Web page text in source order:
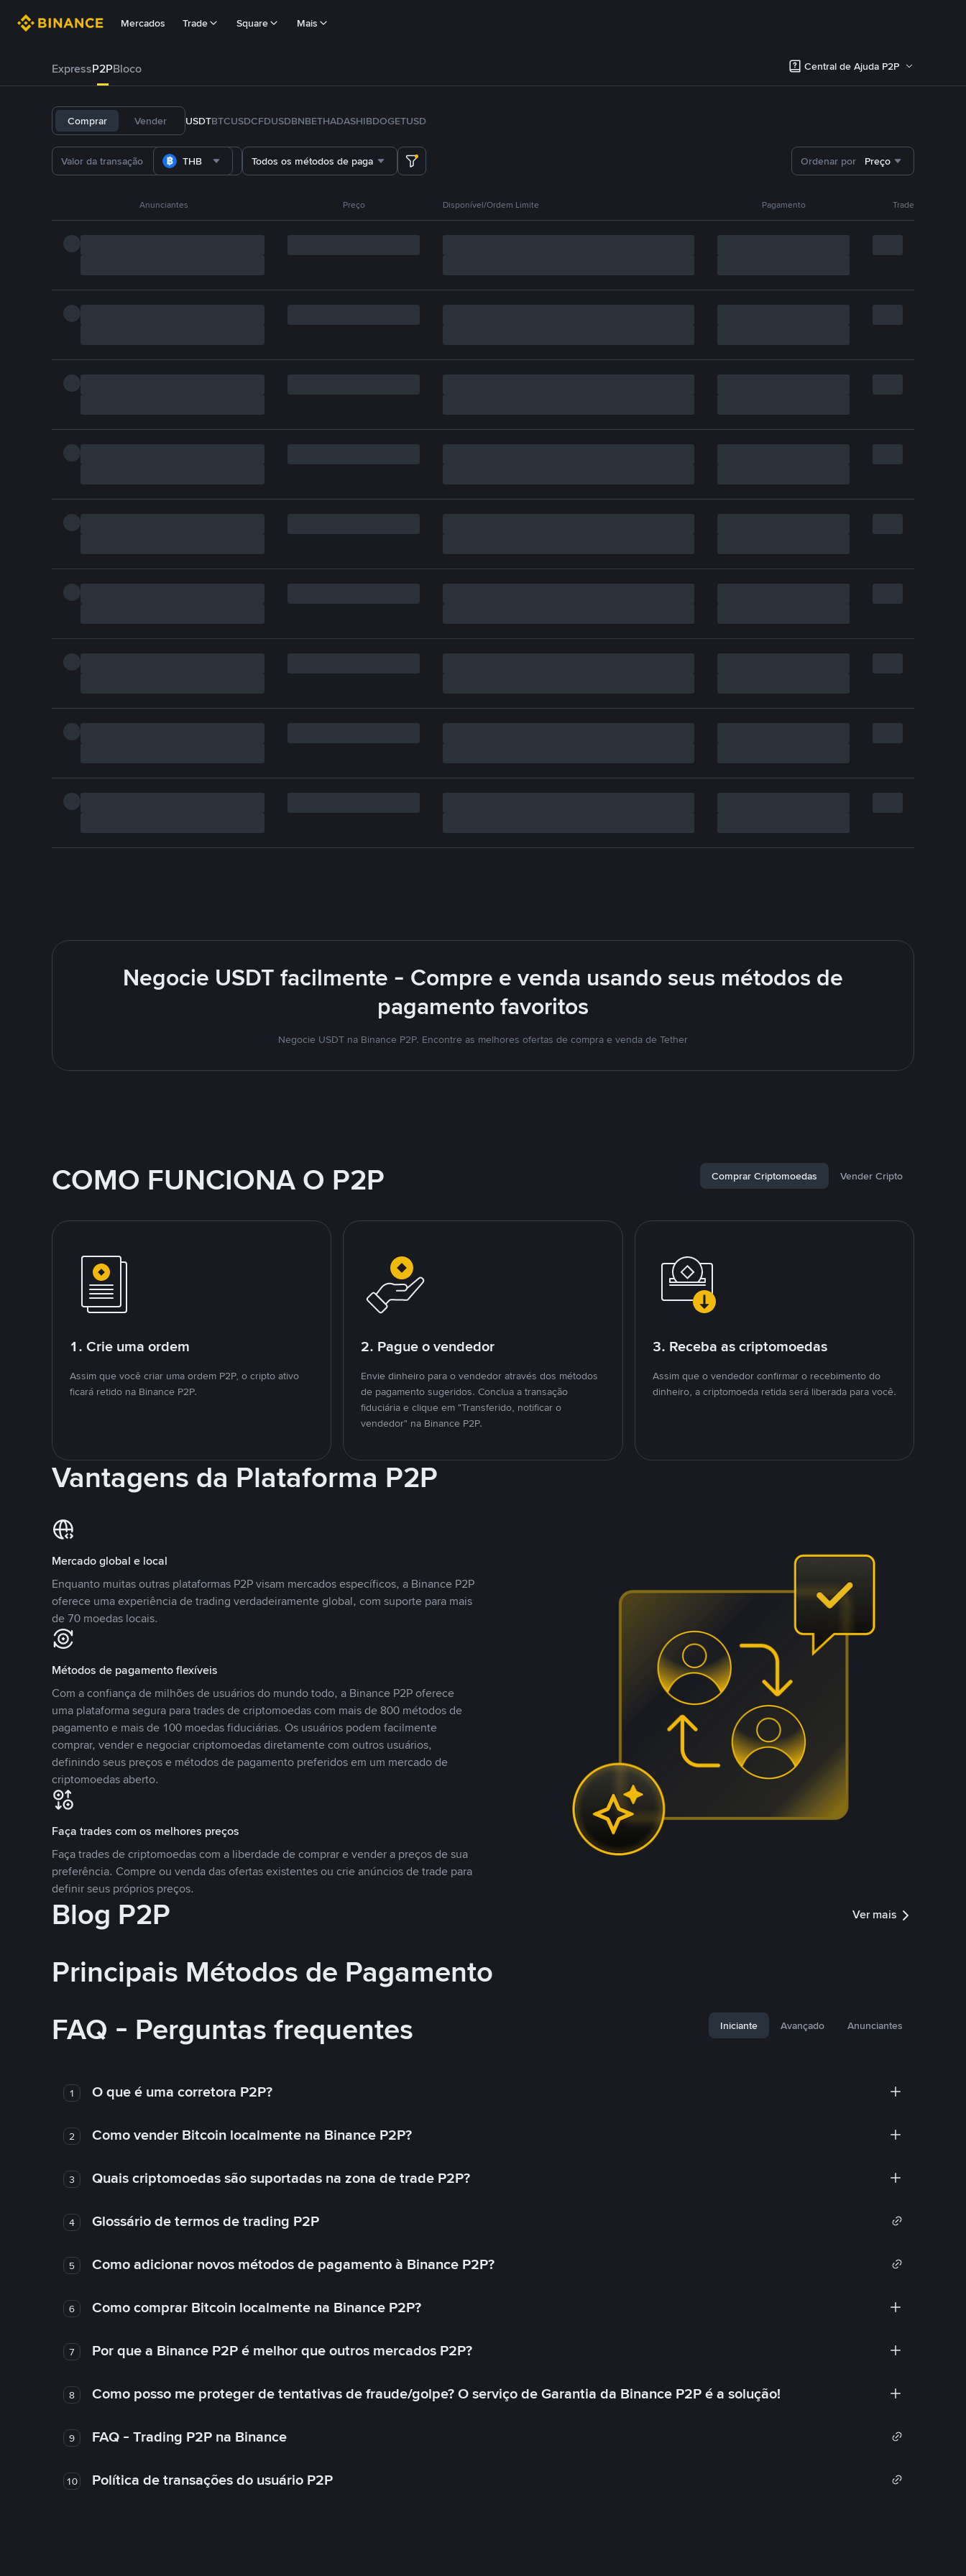
Mercados Trade Square Mais
ExpressP2PBloco Central de Ajuda P2P
Comprar Vender USDTBTCUSDCFDUSDBNBETHADASHIBDOGETUSD
THB Todos os métodos de pagamento Ordenar por Preço
Anunciantes Preço Disponível/Ordem Limite Pagamento Trade
Negocie USDT facilmente - Compre e venda usando seus métodos de
pagamento favoritos
Negocie USDT na Binance P2P. Encontre as melhores ofertas de compra e venda de Tether
COMO FUNCIONA O P2P Comprar Criptomoedas Vender Cripto
1. Crie uma ordem
Assim que você criar uma ordem P2P, o cripto ativo
ficará retido na Binance P2P.
2. Pague o vendedor
Envie dinheiro para o vendedor através dos métodos
de pagamento sugeridos. Conclua a transação
fiduciária e clique em "Transferido, notificar o
vendedor" na Binance P2P.
3. Receba as criptomoedas
Assim que o vendedor confirmar o recebimento do
dinheiro, a criptomoeda retida será liberada para você.
Vantagens da Plataforma P2P
Mercado global e local
Enquanto muitas outras plataformas P2P visam mercados específicos, a Binance P2P
oferece uma experiência de trading verdadeiramente global, com suporte para mais
de 70 moedas locais.
Métodos de pagamento flexíveis
Com a confiança de milhões de usuários do mundo todo, a Binance P2P oferece
uma plataforma segura para trades de criptomoedas com mais de 800 métodos de
pagamento e mais de 100 moedas fiduciárias. Os usuários podem facilmente
comprar, vender e negociar criptomoedas diretamente com outros usuários,
definindo seus preços e métodos de pagamento preferidos em um mercado de
criptomoedas aberto.
Faça trades com os melhores preços
Faça trades de criptomoedas com a liberdade de comprar e vender a preços de sua
preferência. Compre ou venda das ofertas existentes ou crie anúncios de trade para
definir seus próprios preços.
Blog P2P Ver mais
Principais Métodos de Pagamento
FAQ - Perguntas frequentes
Iniciante Avançado Anunciantes
1 O que é uma corretora P2P?
2 Como vender Bitcoin localmente na Binance P2P?
3 Quais criptomoedas são suportadas na zona de trade P2P?
4 Glossário de termos de trading P2P
5 Como adicionar novos métodos de pagamento à Binance P2P?
6 Como comprar Bitcoin localmente na Binance P2P?
7 Por que a Binance P2P é melhor que outros mercados P2P?
8 Como posso me proteger de tentativas de fraude/golpe? O serviço de Garantia da Binance P2P é a solução!
9 FAQ - Trading P2P na Binance
10 Política de transações do usuário P2P